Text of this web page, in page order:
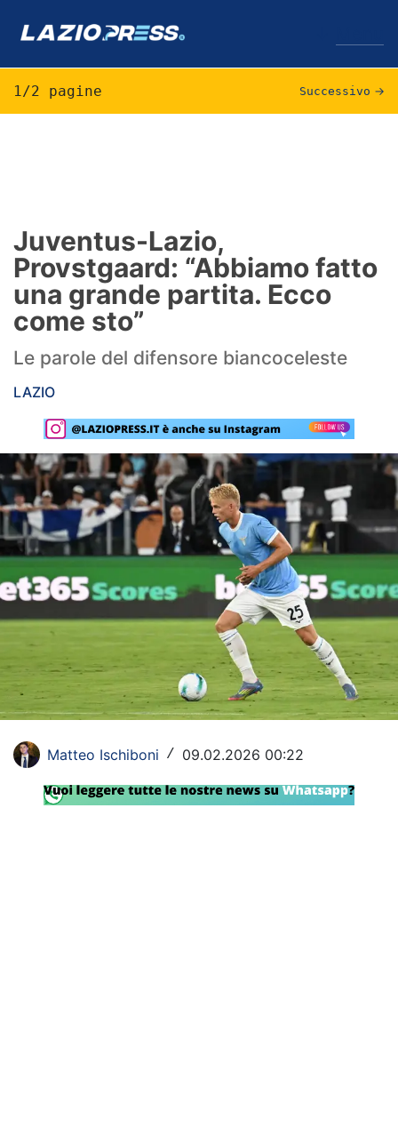
Formello
Infortuni
Primavera
Calciomercato
Lazio Women
Rassegna Lazio
Social
Calcio
Serie A
Champions League
Europa League
Altri Sport
Formula 1
Tennis
Vela
1/2 pagine Successivo →
Juventus-Lazio,
Provstgaard: “Abbiamo fatto
una grande partita. Ecco
come sto”
Le parole del difensore biancoceleste
LAZIO
Matteo Ischiboni / 09.02.2026 00:22